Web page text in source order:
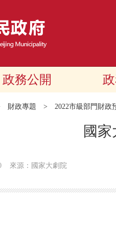
政務公開
財政專題 > 2022市級部門財政
國
來源：國家大劇院